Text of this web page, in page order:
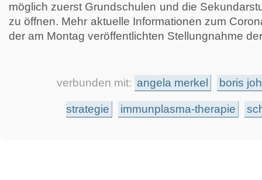
möglich zuerst Grundschulen und die
zu öffnen. Mehr aktuelle Informationen zum
der am Montag veröffentlichten Stellungnahme
verbunden mit: angela merkel boris
strategie immunplasma-therapie